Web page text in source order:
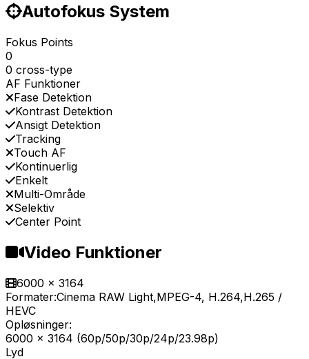
Autofokus System
Fokus Points
0
0 cross-type
AF Funktioner
Fase Detektion
Kontrast Detektion
Ansigt Detektion
Tracking
Touch AF
Kontinuerlig
Enkelt
Multi-Område
Selektiv
Center Point
Video Funktioner
6000 x 3164
Formater:Cinema RAW Light,MPEG-4, H.264,H.265 /
HEVC
Opløsninger:
6000 x 3164 (60p/​50p/​30p/​24p/​23.98p)
Lyd